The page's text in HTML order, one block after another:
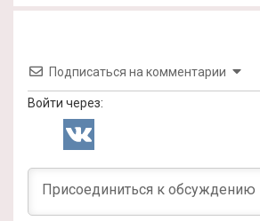
Подписаться на комментарии
Войти через: